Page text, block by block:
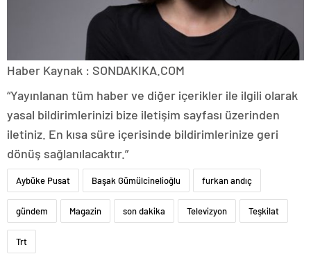
Haber Kaynak : SONDAKIKA.COM
“Yayınlanan tüm haber ve diğer içerikler ile ilgili olarak
yasal bildirimlerinizi bize iletişim sayfası üzerinden
iletiniz. En kısa süre içerisinde bildirimlerinize geri
dönüş sağlanılacaktır.”
Aybüke Pusat Başak Gümülcinelioğlu furkan andıç
gündem Magazin son dakika Televizyon Teşkilat
Trt